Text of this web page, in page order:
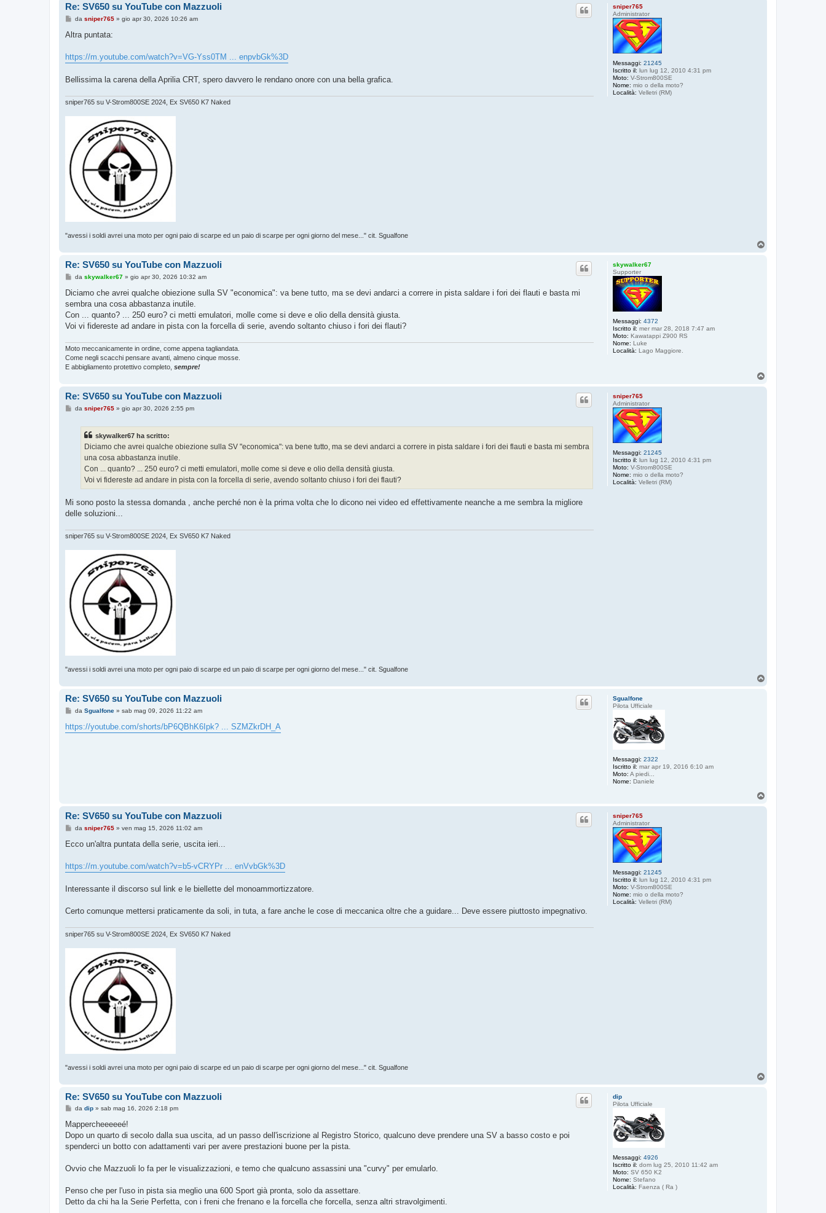
sniper765
Administrator
Messaggi: 21245
Iscritto il: lun lug 12, 2010 4:31 pm
Moto: V-Strom800SE
Nome: mio o della moto?
Località: Velletri (RM)
Re: SV650 su YouTube con Mazzuoli
M
s
g
g
o
da sniper765» gio apr 30, 2026 10:26 am
Altra puntata:
https://m.youtube.com/watch?v=VG-Yss0TM ... enpvbGk%3D
Bellissima la carena della Aprilia CRT, spero davvero le rendano onore con una bella grafica.
sniper765 su V-Strom800SE 2024, Ex SV650 K7 Naked
"avessi i soldi avrei una moto per ogni paio di scarpe ed un paio di scarpe per ogni giorno del mese..." cit. Sgualfone
skywalker67
Supporter
Messaggi: 4372
Iscritto il: mer mar 28, 2018 7:47 am
Moto: Kawatappi Z900 RS
Nome: Luke
Località: Lago Maggiore.
Re: SV650 su YouTube con Mazzuoli
M
s
a
g
i
da skywalker67» gio apr 30, 2026 10:32 am
Diciamo che avrei qualche obiezione sulla SV "economica": va bene tutto, ma se devi andarci a correre in pista saldare i fori dei flauti e basta mi
sembra una cosa abbastanza inutile.
Con ... quanto? ... 250 euro? ci metti emulatori, molle come si deve e olio della densità giusta.
Voi vi fidereste ad andare in pista con la forcella di serie, avendo soltanto chiuso i fori dei flauti?
Moto meccanicamente in ordine, come appena tagliandata.
Come negli scacchi pensare avanti, almeno cinque mosse.
E abbigliamento protettivo completo, sempre!
sniper765
Administrator
Messaggi: 21245
Iscritto il: lun lug 12, 2010 4:31 pm
Moto: V-Strom800SE
Nome: mio o della moto?
Località: Velletri (RM)
Re: SV650 su YouTube con Mazzuoli
Mda sniper765» gio apr 30, 2026 2:55 pm
skywalker67 ha scritto:
Diciamo che avrei qualche obiezione sulla SV "economica": va bene tutto, ma se devi andarci a correre in pista saldare i fori dei flauti e basta mi sembra
una cosa abbastanza inutile.
Con ... quanto? ... 250 euro? ci metti emulatori, molle come si deve e olio della densità giusta.
Voi vi fidereste ad andare in pista con la forcella di serie, avendo soltanto chiuso i fori dei flauti?
Mi sono posto la stessa domanda , anche perché non è la prima volta che lo dicono nei video ed effettivamente neanche a me sembra la migliore
delle soluzioni...
sniper765 su V-Strom800SE 2024, Ex SV650 K7 Naked
"avessi i soldi avrei una moto per ogni paio di scarpe ed un paio di scarpe per ogni giorno del mese..." cit. Sgualfone
Sgualfone
Pilota Ufficiale
Messaggi: 2322
Iscritto il: mar apr 19, 2016 6:10 am
Moto: A piedi...
Nome: Daniele
Re: SV650 su YouTube con Mazzuoli
M
s
s
da Sgualfone» sab mag 09, 2026 11:22 am
https://youtube.com/shorts/bP6QBhK6Ipk? ... SZMZkrDH_A
sniper765
Administrator
Messaggi: 21245
Iscritto il: lun lug 12, 2010 4:31 pm
Moto: V-Strom800SE
Nome: mio o della moto?
Località: Velletri (RM)
Re: SV650 su YouTube con Mazzuoli
M
s
g
g
o
da sniper765» ven mag 15, 2026 11:02 am
Ecco un'altra puntata della serie, uscita ieri...
https://m.youtube.com/watch?v=b5-vCRYPr ... enVvbGk%3D
Interessante il discorso sul link e le biellette del monoammortizzatore.
Certo comunque mettersi praticamente da soli, in tuta, a fare anche le cose di meccanica oltre che a guidare... Deve essere piuttosto impegnativo.
sniper765 su V-Strom800SE 2024, Ex SV650 K7 Naked
"avessi i soldi avrei una moto per ogni paio di scarpe ed un paio di scarpe per ogni giorno del mese..." cit. Sgualfone
dip
Pilota Ufficiale
Messaggi: 4926
Iscritto il: dom lug 25, 2010 11:42 am
Moto: SV 650 K2
Nome: Stefano
Località: Faenza ( Ra )
Re: SV650 su YouTube con Mazzuoli
M
s
a
g
o
da dip» sab mag 16, 2026 2:18 pm
Mappercheeeeeé!
Dopo un quarto di secolo dalla sua uscita, ad un passo dell'iscrizione al Registro Storico, qualcuno deve prendere una SV a basso costo e poi
spenderci un botto con adattamenti vari per avere prestazioni buone per la pista.
Ovvio che Mazzuoli lo fa per le visualizzazioni, e temo che qualcuno assassini una "curvy" per emularlo.
Penso che per l'uso in pista sia meglio una 600 Sport già pronta, solo da assettare.
Detto da chi ha la Serie Perfetta, con i freni che frenano e la forcella che forcella, senza altri stravolgimenti.